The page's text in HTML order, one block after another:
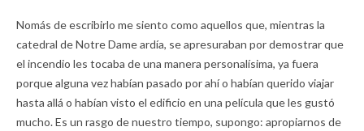
Nomás de escribirlo me siento como aquellos que, mientras la
catedral de Notre Dame ardía, se apresuraban por demostrar que
el incendio les tocaba de una manera personalísima, ya fuera
porque alguna vez habían pasado por ahí o habían querido viajar
hasta allá o habían visto el edificio en una película que les gustó
mucho. Es un rasgo de nuestro tiempo, supongo: apropiarnos de